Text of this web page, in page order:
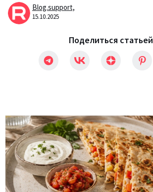
Blog.support,
15.10.2025
Поделиться статьей